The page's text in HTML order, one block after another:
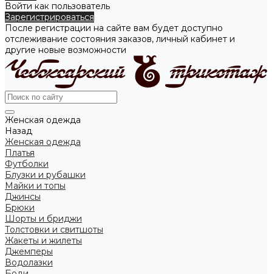
Войти как пользователь
Зарегистрироваться
После регистрации на сайте вам будет доступно
отслеживание состояния заказов, личный кабинет и
другие новые возможности
Женская одежда
Назад
Женская одежда
Платья
Футболки
Блузки и рубашки
Майки и топы
Джинсы
Брюки
Шорты и бриджи
Толстовки и свитшоты
Жакеты и жилеты
Джемперы
Водолазки